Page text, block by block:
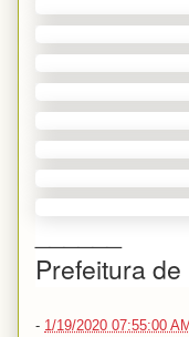
Prefeitura
- 1/19/2020 07:55:00 AM